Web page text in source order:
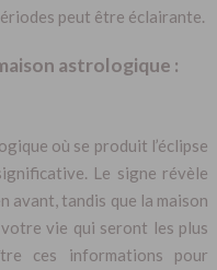
peut être éclairante.
astrologique :
où se produit l’éclipse
Le signe révèle
avant, tandis que la maison
vie qui seront les plus
ces informations pour